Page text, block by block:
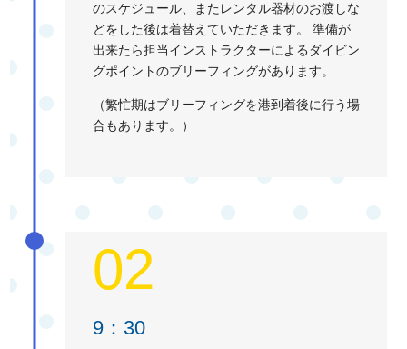
のスケジュール、またレンタル器材のお渡しな
どをした後は着替えていただきます。 準備が
出来たら担当インストラクターによるダイビン
グポイントのブリーフィングがあります。
（繁忙期はブリーフィングを港到着後に行う場
合もあります。）
02
9：30